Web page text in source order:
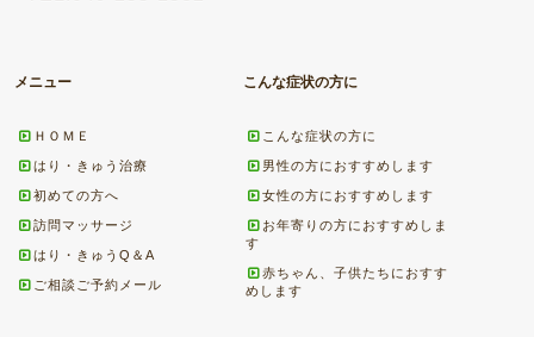
メニュー
ＨＯＭＥ
はり・きゅう治療
初めての方へ
訪問マッサージ
はり・きゅうQ＆A
ご相談ご予約メール
こんな症状の方に
こんな症状の方に
男性の方におすすめします
女性の方におすすめします
お年寄りの方におすすめしま
す
赤ちゃん、子供たちにおすす
めします